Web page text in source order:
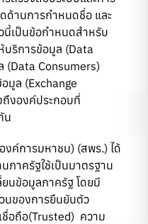
ด้านการกําหนดชื่อ และ
นี้เป็นข้อกำหนดสำหรับ
บริการข้อมูล (Data
(Data Consumers)
มูล (Exchange
ถึงองค์ประกอบที่
น
ค์การมหาชน) (สพร.) ได้
ภาครัฐใช้เป็นมาตรฐาน
ยนข้อมูลภาครัฐ โดยมี
นของการยืนยันตัว
อถือ(Trusted) ความ